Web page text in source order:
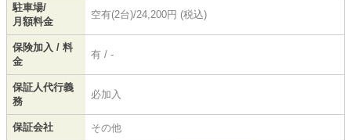
駐車場/
月額料金
空有(2台)/24,200円 (税込)
保険加入 / 料
金
有 / -
保証人代行義
務
必加入
保証会社 その他